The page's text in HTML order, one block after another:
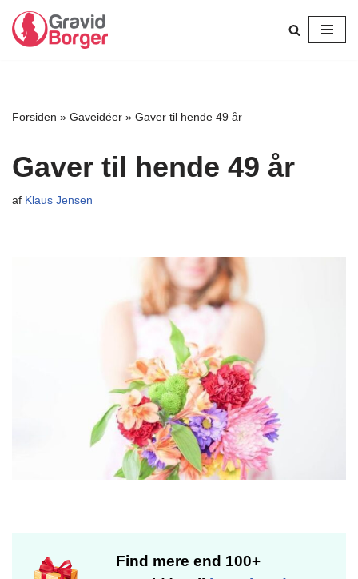
Spring
Forsiden » Gaveidéer » Gaver til hende 49 år
Gaver til hende 49 år
af Klaus Jensen
Find mere end 100+